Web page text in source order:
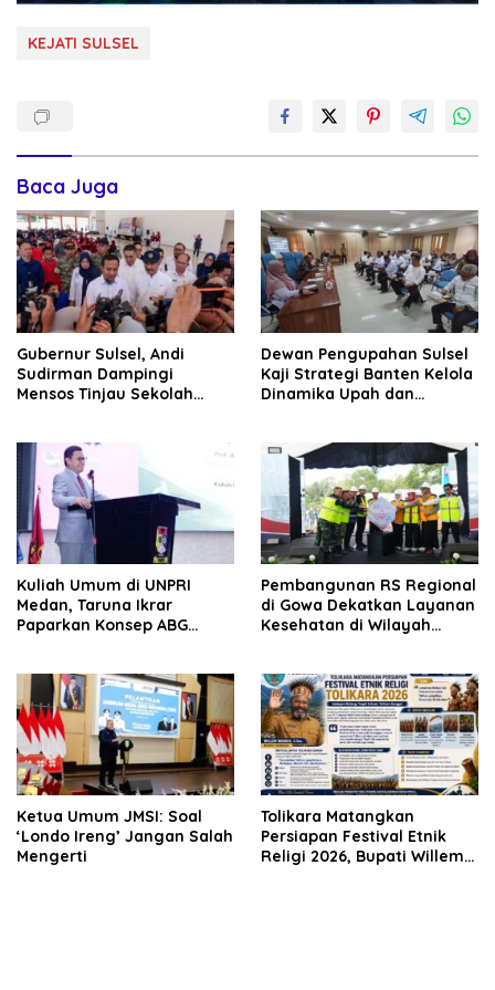
KEJATI SULSEL
Baca Juga
Gubernur Sulsel, Andi
Sudirman Dampingi
Mensos Tinjau Sekolah
Dukungan Pengembangan
Program
Dewan Pengupahan Sulsel
Kaji Strategi Banten Kelola
Dinamika Upah dan
Kuliah Umum di UNPRI
Medan, Taruna Ikrar
Paparkan Konsep ABG
Pembangunan RS Regional
di Gowa Dekatkan Layanan
Kesehatan di Wilayah
Ketua Umum JMSI: Soal
‘Londo Ireng’ Jangan Salah
Mengerti
Tolikara Matangkan
Persiapan Festival Etnik
Religi 2026, Bupati Willem